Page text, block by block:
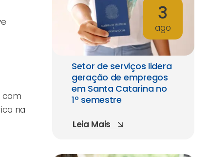
com
na
3
ago
Setor de serviços lidera
geração de empregos
em Santa Catarina no
1º semestre
Leia Mais